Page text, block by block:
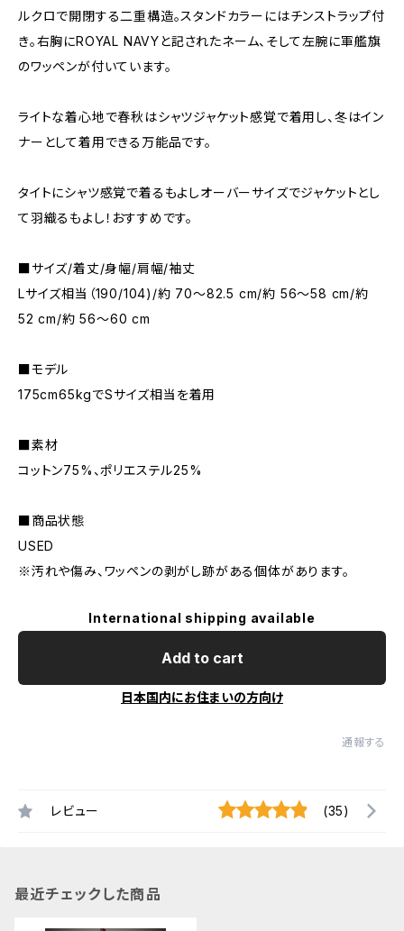
ルクロで開閉する二重構造。スタンドカラーにはチンストラップ付
き。右胸にROYAL NAVYと記されたネーム、そして左腕に軍艦旗
のワッペンが付いています。
ライトな着心地で春秋はシャツジャケット感覚で着用し、冬はイン
ナーとして着用できる万能品です。
タイトにシャツ感覚で着るもよしオーバーサイズでジャケットとし
て羽織るもよし！おすすめです。
■サイズ/着丈/身幅/肩幅/袖丈
Lサイズ相当（190/104)/約 70～82.5 cm/約 56～58 cm/約
52 cm/約 56～60 cm
■モデル
175cm65kgでSサイズ相当を着用
■素材
コットン75%、ポリエステル25%
■商品状態
USED
※汚れや傷み、ワッペンの剥がし跡がある個体があります。
International shipping available
Add to cart
日本国内にお住まいの方向け
通報する
レビュー (35)
最近チェックした商品